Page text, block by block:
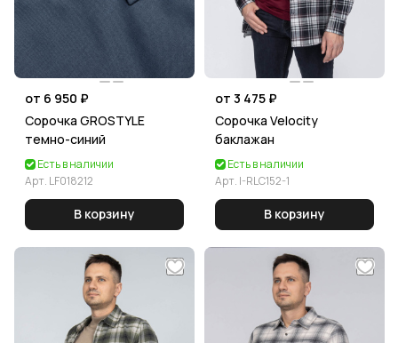
от 6 950 ₽
Сорочка GROSTYLE
темно-синий
Есть в наличии
Арт. LF018212
В корзину
от 3 475 ₽
Сорочка Velocity
баклажан
Есть в наличии
Арт. I-RLC152-1
В корзину